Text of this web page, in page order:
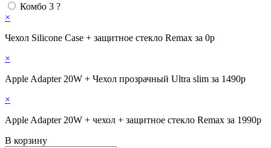
Комбо 3 ?
×
Чехол Silicone Case + защитное стекло Remax за 0р
×
Apple Adapter 20W + Чехол прозрачный Ultra slim за 1490р
×
Apple Adapter 20W + чехол + защитное стекло Remax за 1990р
В корзину